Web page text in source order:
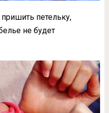
петельку,
не будет